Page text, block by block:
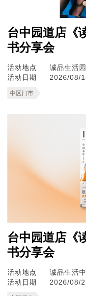
台中园道店《
书分享会
活动地点
诚品生活
活动日期
2026/08/
中区门市
台中园道店《
书分享会
活动地点
诚品生活
活动日期
2026/08/